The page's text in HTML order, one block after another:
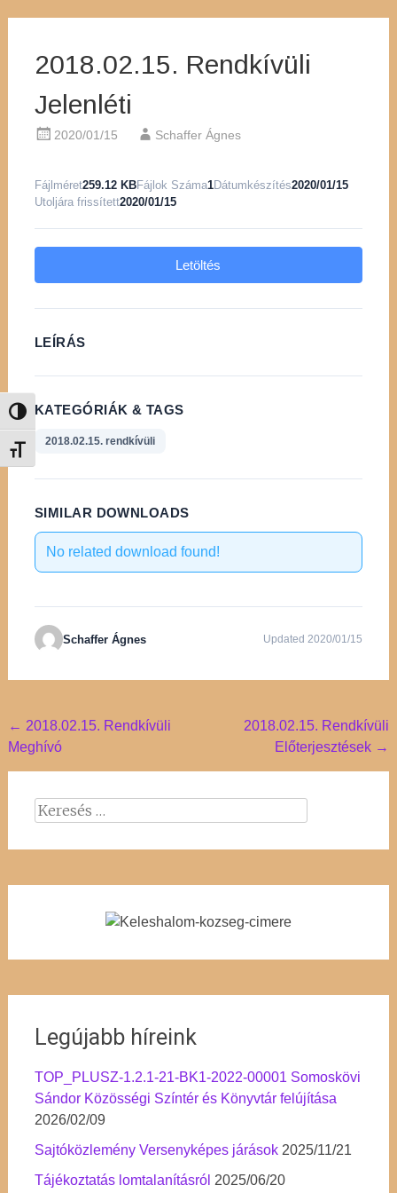
Nagy kontraszt váltása
Betűméret váltása
2018.02.15. Rendkívüli
Jelenléti
2020/01/15 Schaffer Ágnes
Fájlméret259.12 KBFájlok Száma1Dátumkészítés2020/01/15
Utoljára frissített2020/01/15
Letöltés
LEÍRÁS
KATEGÓRIÁK & TAGS
2018.02.15. rendkívüli
SIMILAR DOWNLOADS
No related download found!
Schaffer Ágnes Updated 2020/01/15
Post
navigation
← 2018.02.15. Rendkívüli
Meghívó
2018.02.15. Rendkívüli
Előterjesztések →
Keresés:
Legújabb híreink
TOP_PLUSZ-1.2.1-21-BK1-2022-00001 Somoskövi
Sándor Közösségi Színtér és Könyvtár felújítása
2026/02/09
Sajtóközlemény Versenyképes járások 2025/11/21
Tájékoztatás lomtalanításról 2025/06/20